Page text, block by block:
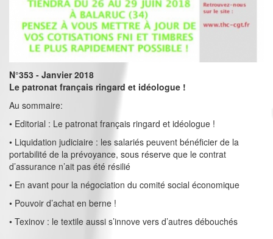
N°353 - Janvier 2018
Le patronat français ringard et idéologue !
Au sommaire:
• Editorial : Le patronat français ringard et idéologue !
• Liquidation judiciaire : les salariés peuvent bénéficier de la
portabilité de la prévoyance, sous réserve que le contrat
d’assurance n’ait pas été résilié
• En avant pour la négociation du comité social économique
• Pouvoir d’achat en berne !
• Texinov : le textile aussi s’innove vers d’autres débouchés